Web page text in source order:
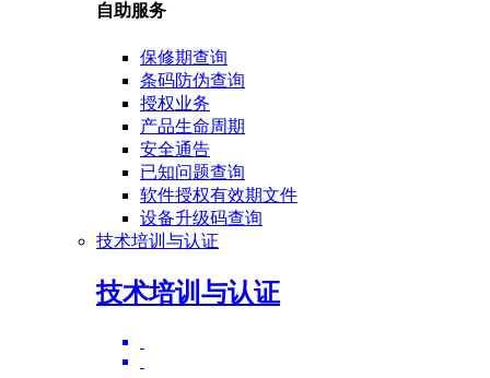
自助服务
保修期查询
条码防伪查询
授权业务
产品生命周期
安全通告
已知问题查询
软件授权有效期文件
设备升级码查询
技术培训与认证
技术培训与认证